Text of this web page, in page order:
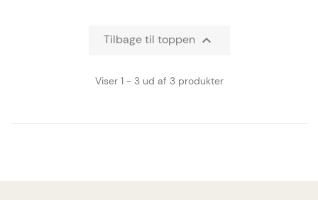
Tilbage til toppen 
Viser 1 - 3 ud af 3 produkter